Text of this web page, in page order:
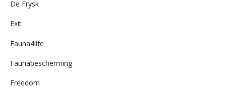
De Frysk
Exit
Fauna4life
Faunabescherming
Freedom